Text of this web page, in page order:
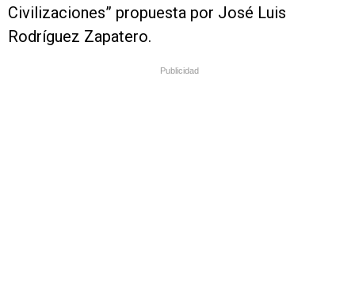
Civilizaciones” propuesta por José Luis
Rodríguez Zapatero.
Publicidad